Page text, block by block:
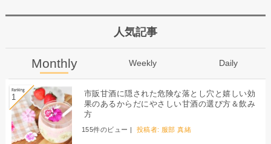
人気記事
Monthly Weekly Daily
市販甘酒に隠された危険な落とし穴と嬉しい効
果のあるからだにやさしい甘酒の選び方＆飲み
方
155件のビュー | 投稿者: 服部 真緒